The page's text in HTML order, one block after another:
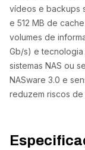
vídeos e backups
e 512 MB de
volumes de
Gb/s) e
sistemas NAS ou
NASware 3.0 e
reduzem riscos de